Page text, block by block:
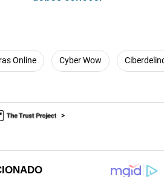
Online Cyber Wow